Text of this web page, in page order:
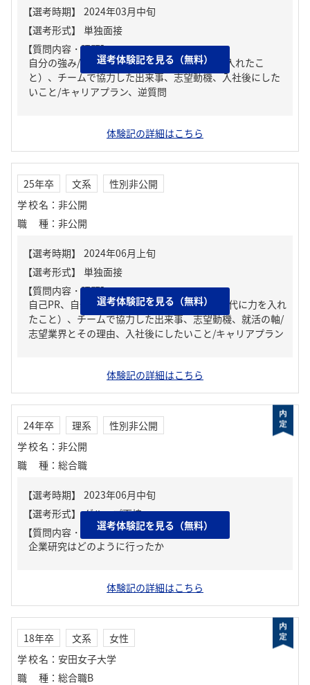
【質問内容・課題】
自分の強み/弱み、ガクチカ（学生時代に力を入れたこ
と）、チームで協力した出来事、志望動機、入社後にした
いこと/キャリアプラン、逆質問
選考体験記を見る（無料）
体験記の詳細はこちら
25年卒 文系
性別非公開
学校名 ： 非公開
職種 ： 非公開
【質問内容・課題】
自己PR、自分の強み/弱み、ガクチカ（学生時代に力を入れ
たこと）、チームで協力した出来事、志望動機、就活の軸/
志望業界とその理由、入社後にしたいこと/キャリアプラン
選考体験記を見る（無料）
体験記の詳細はこちら
24年卒 理系
性別非公開
学校名 ： 非公開
職種 ： 総合職
【質問内容・課題】
企業研究はどのように行ったか
選考体験記を見る（無料）
体験記の詳細はこちら
18年卒 文系
女性
学校名 ： 安田女子大学
職種 ： 総合職B